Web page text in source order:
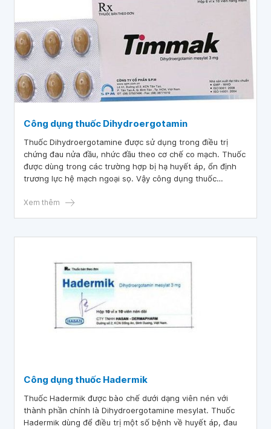
Công dụng thuốc Dihydroergotamin
Thuốc Dihydroergotamine được sử dụng trong điều trị
chứng đau nửa đầu, nhức đầu theo cơ chế co mạch. Thuốc
được dùng trong các trường hợp bị hạ huyết áp, ổn định
trương lực hệ mạch ngoại sọ. Vậy công dụng thuốc
Xem thêm
Công dụng thuốc Hadermik
Thuốc Hadermik được bào chế dưới dạng viên nén với
thành phần chính là Dihydroergotamine mesylat. Thuốc
Hadermik dùng để điều trị một số bệnh về huyết áp, đau